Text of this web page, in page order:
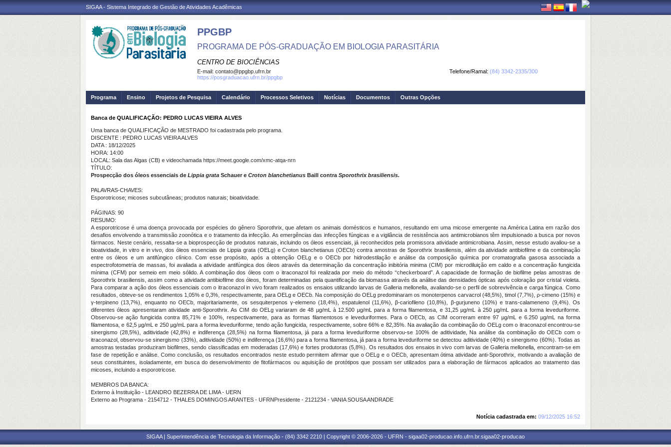
SIGAA - Sistema Integrado de Gestão de Atividades Acadêmicas
PPGBP
PROGRAMA DE PÓS-GRADUAÇÃO EM BIOLOGIA PARASITÁRIA
CENTRO DE BIOCIÊNCIAS
Telefone/Ramal: (84) 3342-2335/300
E-mail: contato@ppgbp.ufrn.br
https://posgraduacao.ufrn.br/ppgbp
Programa Ensino Projetos de Pesquisa Calendário Processos Seletivos Notícias Documentos Outras Opções
Banca de QUALIFICAÇÃO: PEDRO LUCAS VIEIRA ALVES
Uma banca de QUALIFICAÇÃO de MESTRADO foi cadastrada pelo programa.
DISCENTE : PEDRO LUCAS VIEIRA ALVES
DATA : 18/12/2025
HORA: 14:00
LOCAL: Sala das Algas (CB) e videochamada https://meet.google.com/xmc-atqa-nrn
TÍTULO:
Prospecção dos óleos essenciais de Lippia grata Schauer e Croton blanchetianus Baill contra Sporothrix brasiliensis.
PALAVRAS-CHAVES:
Esporotricose; micoses subcutâneas; produtos naturais; bioatividade.
PÁGINAS: 90
RESUMO:
A esporotricose é uma doença provocada por espécies do gênero Sporothrix, que afetam os animais domésticos e humanos, resultando em uma micose emergente na América Latina em razão dos
desafios envolvendo a transmissão zoonótica e o tratamento da infecção. As emergências das infecções fúngicas e a vigilância de resistência aos antimicrobianos têm impulsionado a busca por novos
fármacos. Neste cenário, ressalta-se a bioprospecção de produtos naturais, incluindo os óleos essenciais, já reconhecidos pela promissora atividade antimicrobiana. Assim, nesse estudo avaliou-se a
bioatividade, in vitro e in vivo, dos óleos essenciais de Lippia grata (OELg) e Croton blanchetianus (OECb) contra amostras de Sporothrix brasiliensis, além da atividade antibiofilme e da combinação
entre os óleos e um antifúngico clínico. Com esse propósito, após a obtenção OELg e o OECb por hidrodestilação e análise da composição química por cromatografia gasosa associada a
espectrofotometria de massas, foi avaliada a atividade antifúngica dos óleos através da determinação da concentração inibitória minima (CIM) por microdiluição em caldo e a concentração fungicida
mínima (CFM) por semeio em meio sólido. A combinação dos óleos com o itraconazol foi realizada por meio do método “checkerboard”. A capacidade de formação de biofilme pelas amostras de
Sporothrix brasiliensis, assim como a atividade antibiofilme dos óleos, foram determinadas pela quantificação da biomassa através da análise das densidades ópticas após coloração por cristal violeta.
Para comparar a ação dos óleos essenciais com o itraconazol in vivo foram realizados os ensaios utilizando larvas de Galleria mellonella, avaliando-se o perfil de sobrevivência e carga fúngica. Como
resultados, obteve-se os rendimentos 1,05% e 0,3%, respectivamente, para OELg e OECb. Na composiçáo do OELg predominaram os monoterpenos carvacrol (48,5%), timol (7,7%), ρ-cimeno (15%) e
γ-terpineno (13,7%), enquanto no OECb, majoritariamente, os sesquiterpenos γ-elemeno (18,4%), espatulenol (11,6%), β-cariofileno (10,8%), β-gurjuneno (10%) e trans-calameneno (9,4%). Os
diferentes óleos apresentaram atividade anti-Sporothrix. As CIM do OELg variaram de 48 µg/mL à 12.500 µg/mL para a forma filamentosa, e 31,25 µg/mL à 250 µg/mL para a forma leveduriforme.
Observou-se ação fungicida contra 85,71% e 100%, respectivamente, para as formas filamentosos e leveduriformes. Para o OECb, as CIM ocorreram entre 97 µg/mL e 6.250 µg/mL na forma
filamentosa, e 62,5 µg/mL e 250 µg/mL para a forma leveduriforme, tendo ação fungicida, respectivamente, sobre 66% e 82,35%. Na avaliação da combinação do OELg com o itraconazol encontrou-se
sinergismo (28,5%), aditividade (42,8%) e indiferença (28,5%) na forma filamentosa, já para a forma leveduriforme observou-se 100% de aditividade, Na análise da combinação do OECb com o
itraconazol, observou-se sinergismo (33%), aditividade (50%) e indiferença (16,6%) para a forma filamentosa, já para a forma leveduriforme se detectou aditividade (40%) e sinergismo (60%). Todas as
amostras testadas produziram biofilmes, sendo classificadas em moderadas (17,6%) e fortes produtoras (5,8%). Os resultados dos ensaios in vivo com larvas de Galleria mellonella, encontram-se em
fase de repetição e análise. Como conclusão, os resultados encontrados neste estudo permitem afirmar que o OELg e o OECb, apresentam ótima atividade anti-Sporothrix, motivando a avaliação de
seus constituintes, isoladamente, em busca do desenvolvimento de fitofármacos ou aquisição de protótipos que possam ser utilizados para a elaboração de fármacos aplicados ao tratamento das
micoses, incluindo a esporotricose.
MEMBROS DA BANCA:
Externo à Instituição - LEANDRO BEZERRA DE LIMA - UERN
Externo ao Programa - 2154712 - THALES DOMINGOS ARANTES - UFRNPresidente - 2121234 - VANIA SOUSA ANDRADE
Notícia cadastrada em: 09/12/2025 16:52
SIGAA | Superintendência de Tecnologia da Informação - (84) 3342 2210 | Copyright © 2006-2026 - UFRN - sigaa02-producao.info.ufrn.br.sigaa02-producao